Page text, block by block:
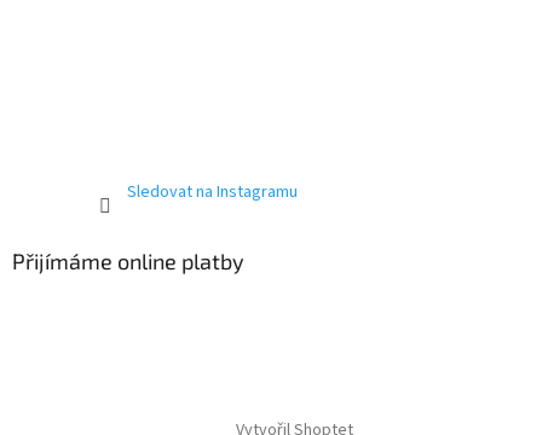
Sledovat na Instagramu
Přijímáme online platby